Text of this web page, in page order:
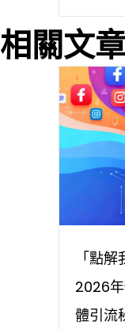
相關文
「點
2026
體引流